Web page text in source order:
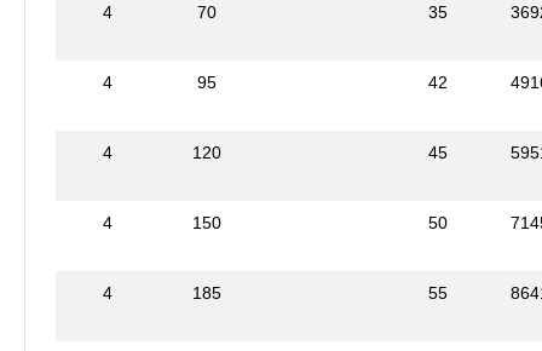
4 70 35
4 95 42
4 120 45
4 150 50
4 185 55